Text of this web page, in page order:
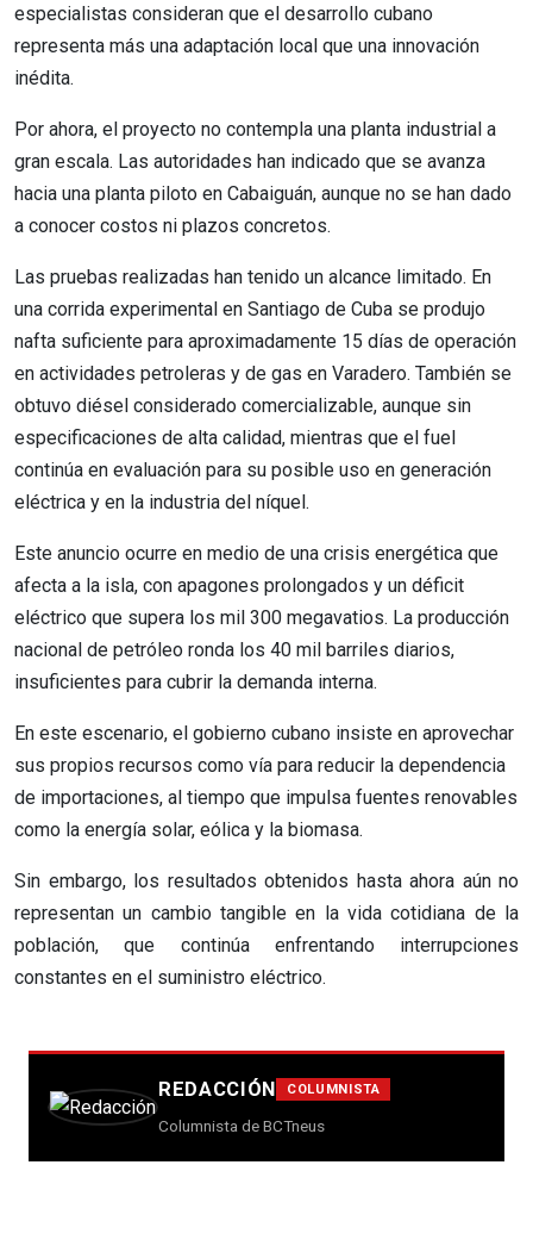
especialistas consideran que el desarrollo cubano
representa más una adaptación local que una innovación
inédita.
Por ahora, el proyecto no contempla una planta industrial a
gran escala. Las autoridades han indicado que se avanza
hacia una planta piloto en Cabaiguán, aunque no se han dado
a conocer costos ni plazos concretos.
Las pruebas realizadas han tenido un alcance limitado. En
una corrida experimental en Santiago de Cuba se produjo
nafta suficiente para aproximadamente 15 días de operación
en actividades petroleras y de gas en Varadero. También se
obtuvo diésel considerado comercializable, aunque sin
especificaciones de alta calidad, mientras que el fuel
continúa en evaluación para su posible uso en generación
eléctrica y en la industria del níquel.
Este anuncio ocurre en medio de una crisis energética que
afecta a la isla, con apagones prolongados y un déficit
eléctrico que supera los mil 300 megavatios. La producción
nacional de petróleo ronda los 40 mil barriles diarios,
insuficientes para cubrir la demanda interna.
En este escenario, el gobierno cubano insiste en aprovechar
sus propios recursos como vía para reducir la dependencia
de importaciones, al tiempo que impulsa fuentes renovables
como la energía solar, eólica y la biomasa.
Sin embargo, los resultados obtenidos hasta ahora aún no
representan un cambio tangible en la vida cotidiana de la
población, que continúa enfrentando interrupciones
constantes en el suministro eléctrico.
REDACCIÓN COLUMNISTA
Columnista de BCTneus